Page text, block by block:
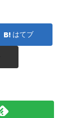
はてブ